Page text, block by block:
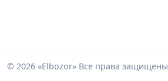
© 2026 «Elbozor» Все права защищены